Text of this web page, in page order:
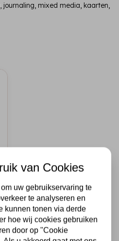
journaling, mixed media, kaarten,
van Cookies
uw gebruikservaring te
te analyseren en
kunnen tonen via derde
hoe wij cookies gebruiken
door op "Cookie